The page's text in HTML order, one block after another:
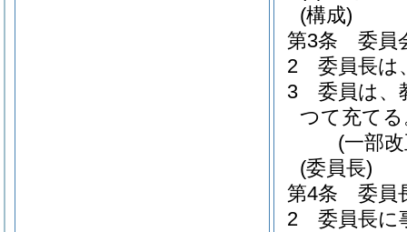
(構成)
第3条
委員
2
委員長は
3
委員は、
つて充てる
(一部
(委員長)
第4条
委員
2
委員長に